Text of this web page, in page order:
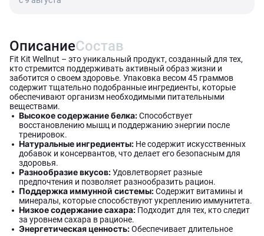
ОписаниеСостав
Fit Kit Wellnut – это уникальный продукт, созданный для тех,
кто стремится поддерживать активный образ жизни и
заботится о своем здоровье. Упаковка весом 45 граммов
содержит тщательно подобранные ингредиенты, которые
обеспечивают организм необходимыми питательными
веществами.
Высокое содержание белка:Способствует
восстановлению мышц и поддержанию энергии после
тренировок.
Натуральные ингредиенты: Не содержит искусственных
добавок и консервантов, что делает его безопасным для
здоровья.
Разнообразие вкусов:Удовлетворяет разные
предпочтения и позволяет разнообразить рацион.
Поддержка иммунной системы:Содержит витамины и
минералы, которые способствуют укреплению иммунитета.
Низкое содержание сахара: Подходит для тех, кто следит
за уровнем сахара в рационе.
Энергетическая ценность:Обеспечивает длительное